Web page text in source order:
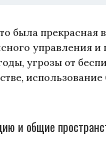
была прекрасная
управления и
угрозы от
использование
и общие